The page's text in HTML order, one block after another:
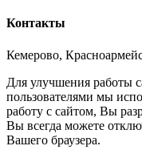
Контакты
Кемерово,
Для улучшения работы
пользователями мы
работу с сайтом, Вы
Вы всегда можете
Вашего браузера.